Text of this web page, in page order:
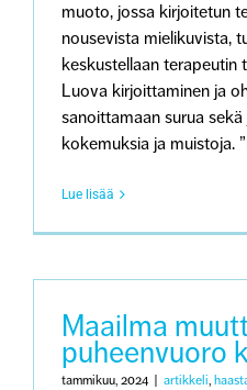
muoto, jossa kirjoitetun
nousevista mielikuvista,
keskustellaan terapeutin
Luova kirjoittaminen ja
sanoittamaan surua
kokemuksia ja muistoja.
Lue lisää
Maailma
puheenvuoro
tammikuu, 2024 artikkeli,